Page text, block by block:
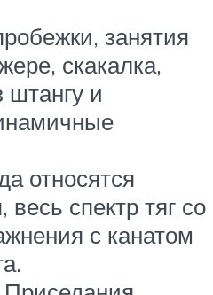
занятия
скакалка,
штангу и
относятся
весь спектр тяг со
с канатом